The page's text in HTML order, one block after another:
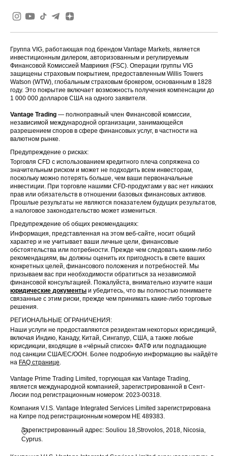
Группа VIG, работающая под брендом Vantage Markets, является
инвестиционным дилером, авторизованным и регулируемым
Финансовой Комиссией Маврикия (FSC). Операции группы VIG
защищены страховым покрытием, предоставленным Willis Towers
Watson (WTW), глобальным страховым брокером, основанным в 1828
году. Это покрытие включает возможность получения компенсации до
1 000 000 долларов США на одного заявителя.
Vantage Trading — полноправный член Финансовой комиссии,
независимой международной организации, занимающейся
разрешением споров в сфере финансовых услуг, в частности на
валютном рынке.
Предупреждение о рисках:
Торговля CFD с использованием кредитного плеча сопряжена со
значительным риском и может не подходить всем инвесторам,
поскольку можно потерять больше, чем ваши первоначальные
инвестиции. При торговле нашими CFD-продуктами у вас нет никаких
прав или обязательств в отношении базовых финансовых активов.
Прошлые результаты не являются показателем будущих результатов,
а налоговое законодательство может измениться.
Предупреждение об общих рекомендациях:
Информация, представленная на этом веб-сайте, носит общий
характер и не учитывает ваши личные цели, финансовые
обстоятельства или потребности. Прежде чем следовать каким-либо
рекомендациям, вы должны оценить их пригодность в свете ваших
конкретных целей, финансового положения и потребностей. Мы
призываем вас при необходимости обратиться за независимой
финансовой консультацией. Пожалуйста, внимательно изучите наши
юридические документы и убедитесь, что вы полностью понимаете
связанные с этим риски, прежде чем принимать какие-либо торговые
решения.
РЕГИОНАЛЬНЫЕ ОГРАНИЧЕНИЯ:
Наши услуги не предоставляются резидентам некоторых юрисдикций,
включая Индию, Канаду, Китай, Сингапур, США, а также любые
юрисдикции, входящие в «чёрный список» ФАТФ или подпадающие
под санкции США/ЕС/ООН. Более подробную информацию вы найдёте
на FAQ странице.
Vantage Prime Trading Limited, торгующая как Vantage Trading,
является международной компанией, зарегистрированной в Сент-
Люсии под регистрационным номером: 2023-00318.
Компания V.I.S. Vantage Integrated Services Limited зарегистрирована
на Кипре под регистрационным номером HE 489383.
Зарегистрированный адрес: Souliou 18,Strovolos, 2018, Nicosia,
Cyprus.